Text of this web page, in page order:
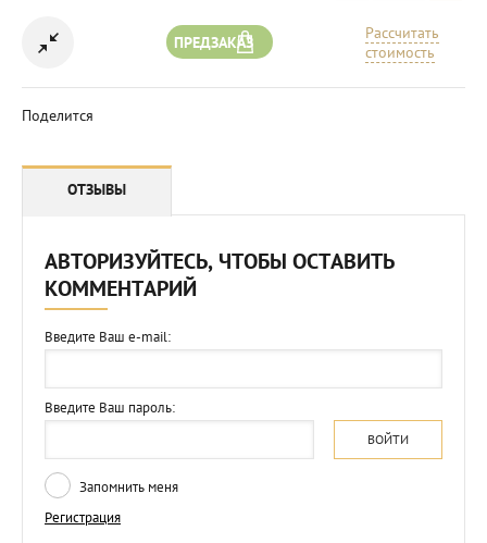
ПРЕДЗАКАЗ
Рассчитать
стоимость
Поделится
ОТЗЫВЫ
АВТОРИЗУЙТЕСЬ, ЧТОБЫ ОСТАВИТЬ
КОММЕНТАРИЙ
Введите Ваш e-mail:
Введите Ваш пароль:
ВОЙТИ
Запомнить меня
Регистрация